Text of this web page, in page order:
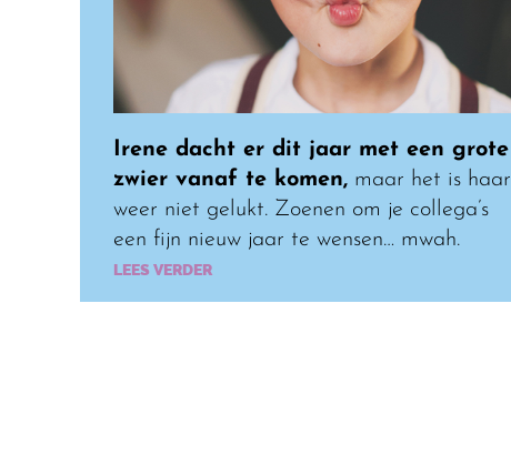
Irene dacht er dit jaar met een grote
zwier vanaf te komen, maar het is haar
weer niet gelukt. Zoenen om je collega’s
een fijn nieuw jaar te wensen… mwah.
LEES VERDER